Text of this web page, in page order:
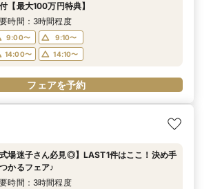
【最大100万円特典】
時間：3時間程度
9:00〜
9:10〜
14:00〜
14:10〜
フェアを予約
式場迷子さん必見◎】LAST1件はここ！決め手
かるフェア♪
時間：3時間程度